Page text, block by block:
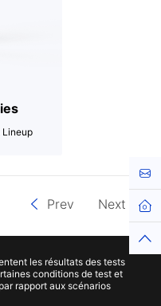
Lineup
Prev Next
les résultats des tests
conditions de test et
rapport aux scénarios
Top